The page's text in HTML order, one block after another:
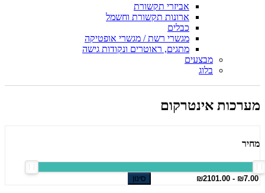
אביזרי תקשורת
ארונות תקשורת וחשמל
כבלים
מגשרי רשת / מגשרי אופטיקה
מתגים, ראוטרים ונקודות גישה
מבצעים
בלוג
מערכות אינטרקום
מחיר
סינון